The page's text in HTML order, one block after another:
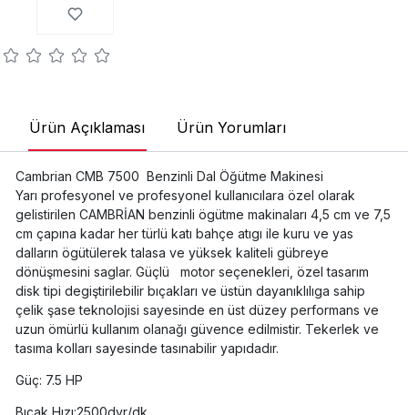
Ürün Açıklaması Ürün Yorumları
Cambrian CMB 7500 Benzinli Dal Öğütme Makinesi
Yarı profesyonel ve profesyonel kullanıcılara özel olarak
gelistirilen CAMBRİAN benzinli ögütme makinaları 4,5 cm ve 7,5
cm çapına kadar her türlü katı bahçe atıgı ile kuru ve yas
dalların ögütülerek talasa ve yüksek kaliteli gübreye
dönüşmesini saglar. Güçlü motor seçenekleri, özel tasarım
disk tipi degiştirilebilir bıçakları ve üstün dayanıklılıga sahip
çelik şase teknolojisi sayesinde en üst düzey performans ve
uzun ömürlü kullanım olanağı güvence edilmistir. Tekerlek ve
tasıma kolları sayesinde tasınabilir yapıdadır.
Güç: 7.5 HP